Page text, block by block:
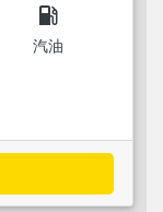
local_gas_station
汽油